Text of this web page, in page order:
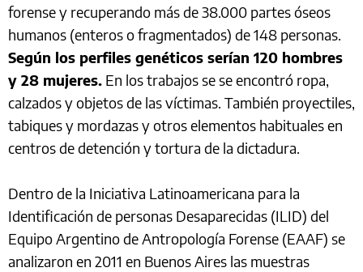
forense y recuperando más de 38.000 partes óseos
humanos (enteros o fragmentados) de 148 personas.
Según los perfiles genéticos serían 120 hombres
y 28 mujeres. En los trabajos se se encontró ropa,
calzados y objetos de las víctimas. También proyectiles,
tabiques y mordazas y otros elementos habituales en
centros de detención y tortura de la dictadura.
Dentro de la Iniciativa Latinoamericana para la
Identificación de personas Desaparecidas (ILID) del
Equipo Argentino de Antropología Forense (EAAF) se
analizaron en 2011 en Buenos Aires las muestras